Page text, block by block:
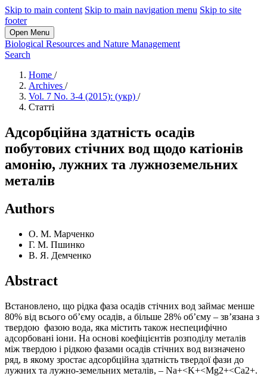
Skip to main content Skip to main navigation menu Skip to site
footer
Open Menu
Biological Resources and Nature Management
Search
Home /
Archives /
Vol. 7 No. 3-4 (2015): (укр) /
Статті
Адсорбційна здатність осадів
побутових стічних вод щодо катіонів
амонію, лужних та лужноземельних
металів
Authors
О. М. Марченко
Г. М. Пшинко
В. Я. Демченко
Abstract
Встановлено, що рідка фаза осадів стічних вод займає менше
80% від всього об’єму осадів, а більше 28% об’єму – зв’язана з
твердою фазою вода, яка містить також неспецифічно
адсорбовані іони. На основі коефіцієнтів розподілу металів
між твердою і рідкою фазами осадів стічних вод визначено
ряд, в якому зростає адсорбційна здатність твердої фази до
лужних та лужно-земельних металів, – Na+<K+<Mg2+<Ca2+.